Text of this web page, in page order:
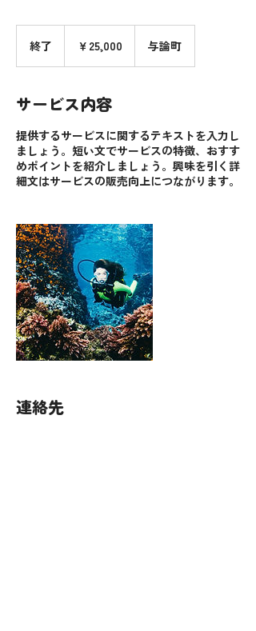
終了 ￥25,000 与論町
サービス内容
提供するサービスに関するテキストを入力し
ましょう。短い文でサービスの特徴、おすす
めポイントを紹介しましょう。興味を引く詳
細文はサービスの販売向上につながります。
連絡先